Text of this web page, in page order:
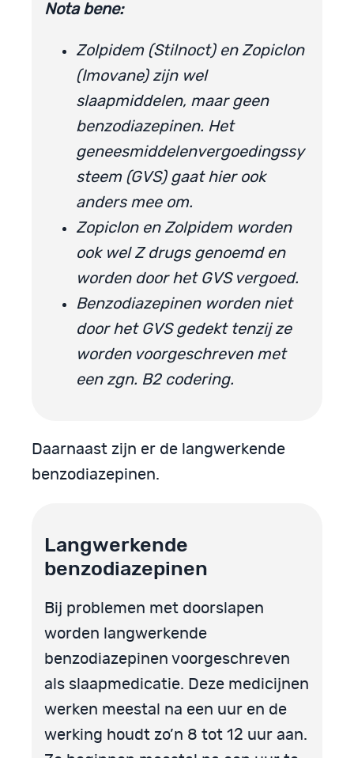
Nota bene:
Zolpidem (Stilnoct) en Zopiclon
(Imovane) zijn wel
slaapmiddelen, maar geen
benzodiazepinen. Het
geneesmiddelenvergoedingssy
steem (GVS) gaat hier ook
anders mee om.
Zopiclon en Zolpidem worden
ook wel Z drugs genoemd en
worden door het GVS vergoed.
Benzodiazepinen worden niet
door het GVS gedekt tenzij ze
worden voorgeschreven met
een zgn. B2 codering.
Daarnaast zijn er de langwerkende
benzodiazepinen.
Langwerkende
benzodiazepinen
Bij problemen met doorslapen
worden langwerkende
benzodiazepinen voorgeschreven
als slaapmedicatie. Deze medicijnen
werken meestal na een uur en de
werking houdt zo’n 8 tot 12 uur aan.